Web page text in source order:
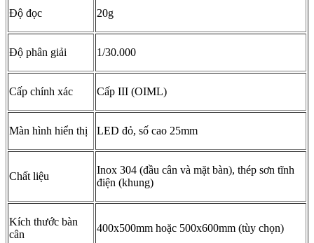
Độ đọc 20g
Độ phân giải 1/30.000
Cấp chính xác Cấp III (OIML)
Màn hình hiển thị LED đỏ, số cao 25mm
Chất liệu
Inox 304 (đầu cân và mặt bàn), thép sơn tĩnh
điện (khung)
Kích thước bàn
cân
400x500mm hoặc 500x600mm (tùy chọn)